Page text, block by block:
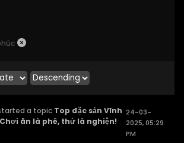
a topic Top đặc sản Vĩnh
ăn là phê, thử là nghiện!
24-03-
2025, 05:29
PM